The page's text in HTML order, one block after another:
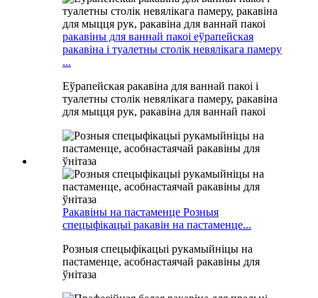
ракавіны для ваннай пакоі еўрапейская
ракавіна і туалетны столік невялікага памеру
...
Еўрапейская ракавіна для ваннай пакоі і
туалетны столік невялікага памеру, ракавіна
для мыцця рук, ракавіна для ваннай пакоі
Ракавіны на пастаменце Розныя
спецыфікацыі ракавін на пастаменце...
Розныя спецыфікацыі рукамыйніцы на
пастаменце, асобнастаячай ракавіны для
ўнітаза